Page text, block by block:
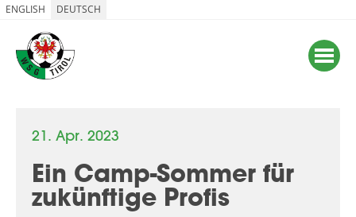
ENGLISH DEUTSCH
21. Apr. 2023
Ein Camp-Sommer für
zukünftige Profis